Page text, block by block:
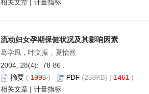
相关文章 | 计量指标
流动妇女孕期保健状况及其影响因素
葛学凤，叶文振，夏怡然
2004, 28(4): 78-86 .
摘要 ( 1995 ) PDF (258KB) ( 1461 )
相关文章 | 计量指标